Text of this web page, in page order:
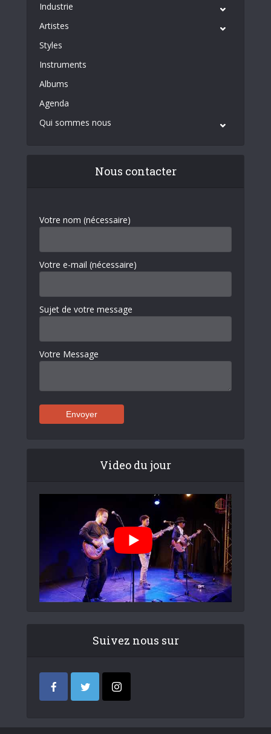
Industrie
Artistes
Styles
Instruments
Albums
Agenda
Qui sommes nous
Nous contacter
Votre nom (nécessaire)
Votre e-mail (nécessaire)
Sujet de votre message
Votre Message
Video du jour
Suivez nous sur